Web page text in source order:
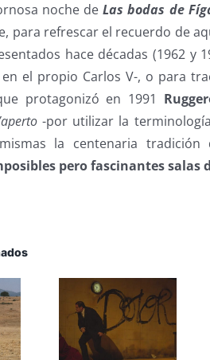
noche deLas bodas de
para refrescar el recuerdo de
hace décadas (1962 y
el propio Carlos V-, o para
protagonizó en 1991
-por utilizar la
la centenaria tradición
pero fascinantes salas